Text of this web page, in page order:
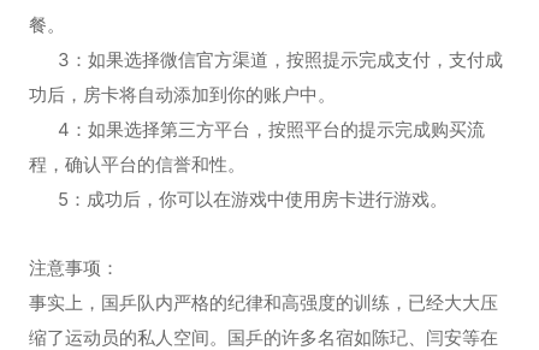
餐。
3：如果选择微信官方渠道，按照提示完成支付，支付成
功后，房卡将自动添加到你的账户中。
4：如果选择第三方平台，按照平台的提示完成购买流
程，确认平台的信誉和性。
5：成功后，你可以在游戏中使用房卡进行游戏。
注意事项：
事实上，国乒队内严格的纪律和高强度的训练，已经大大压
缩了运动员的私人空间。国乒的许多名宿如陈玘、闫安等在